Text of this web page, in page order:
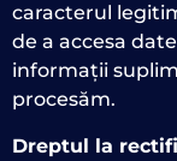
caracterul
de a accesa
informații
procesăm.
Dreptul la